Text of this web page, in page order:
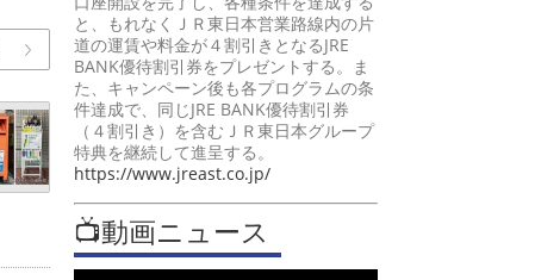
と、もれなくＪＲ東日本営業路線内の片
道の運賃や料金が４割引きとなるJRE
BANK優待割引券をプレゼントする。ま
た、キャンペーン後も各プログラムの条
件達成で、同じJRE BANK優待割引券
（４割引き）を含むＪＲ東日本グループ
特典を継続して進呈する。
https://www.jreast.co.jp/
📺動画ニュース